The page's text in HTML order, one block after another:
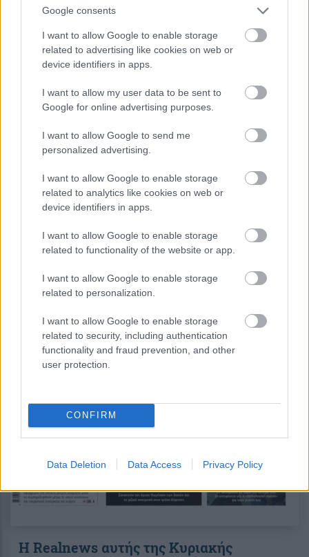
Google consents
I want to allow Google to enable storage
related to advertising like cookies on web or
device identifiers in apps.
I want to allow my user data to be sent to
Google for online advertising purposes.
I want to allow Google to send me
personalized advertising.
I want to allow Google to enable storage
related to analytics like cookies on web or
device identifiers in apps.
I want to allow Google to enable storage
related to functionality of the website or app.
I want to allow Google to enable storage
related to personalization.
I want to allow Google to enable storage
related to security, including authentication
functionality and fraud prevention, and other
user protection.
CONFIRM
Data Deletion Data Access Privacy Policy
περισσότερα
Η Realnews αυτής της Κυριακής